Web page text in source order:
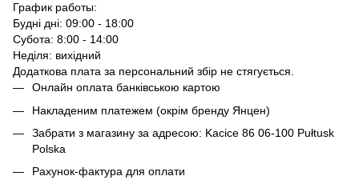
График работы:
Будні дні: 09:00 - 18:00
Субота: 8:00 - 14:00
Неділя: вихідний
Додаткова плата за персональний збір не стягується.
Онлайн оплата банківською картою
Накладеним платежем (окрім бренду Янцен)
Забрати з магазину за адресою: Kacice 86 06-100 Pułtusk
Polska
Рахунок-фактура для оплати